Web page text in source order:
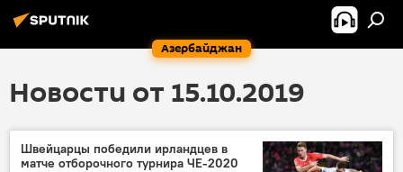
Азербайджан
Новости от 15.10.2019
Швейцарцы победили ирландцев в
матче отборочного турнира ЧЕ-2020